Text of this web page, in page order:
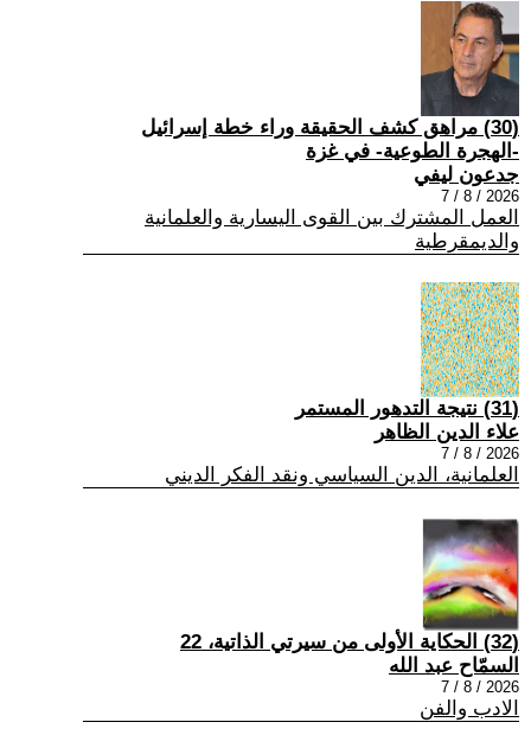
(30) مراهق كشف الحقيقة وراء خطة إسرائيل
-الهجرة الطوعية- في غزة
جدعون ليفي
2026 / 8 / 7
العمل المشترك بين القوى اليسارية والعلمانية
والديمقرطية
(31) نتيجة التدهور المستمر
علاء الدين الظاهر
2026 / 8 / 7
العلمانية، الدين السياسي ونقد الفكر الديني
(32) الحكاية الأولى من سيرتي الذاتية، 22
السمّاح عبد الله
2026 / 8 / 7
الادب والفن